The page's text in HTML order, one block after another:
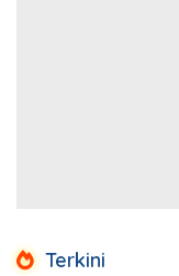
RaebesiNews.Com
Terkini